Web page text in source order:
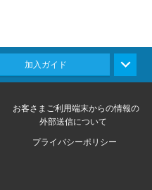
加入ガイド
お客さまご利用端末からの情報の
外部送信について
プライバシーポリシー